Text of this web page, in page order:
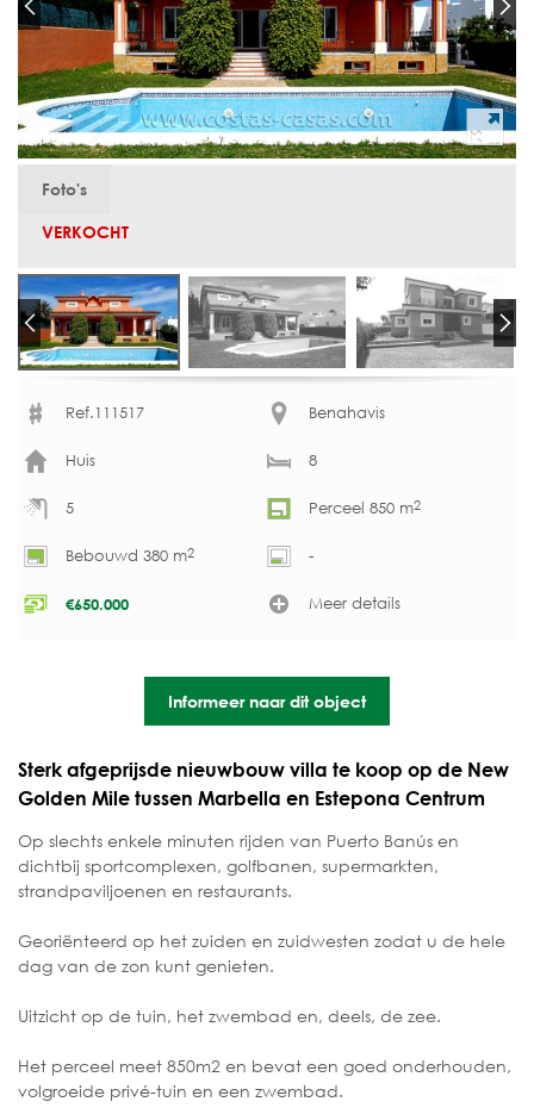
Foto's
VERKOCHT
Ref.111517 Benahavis
Huis 8
5 Perceel 850 m2
Bebouwd 380 m2 -
€650.000 Meer details
Informeer naar dit object
Sterk afgeprijsde nieuwbouw villa te koop op de New
Golden Mile tussen Marbella en Estepona Centrum
Op slechts enkele minuten rijden van Puerto Banús en
dichtbij sportcomplexen, golfbanen, supermarkten,
strandpaviljoenen en restaurants.
Georiënteerd op het zuiden en zuidwesten zodat u de hele
dag van de zon kunt genieten.
Uitzicht op de tuin, het zwembad en, deels, de zee.
Het perceel meet 850m2 en bevat een goed onderhouden,
volgroeide privé-tuin en een zwembad.